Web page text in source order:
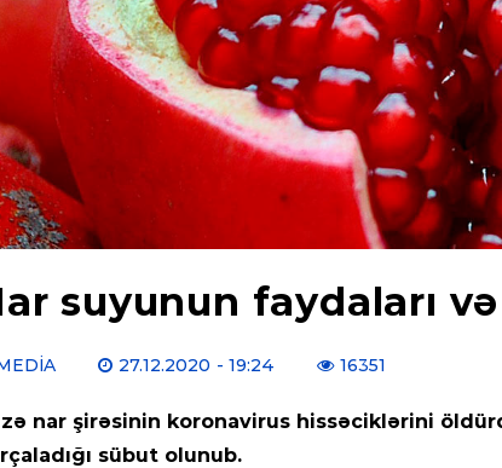
suyunun faydaları
27.12.2020 - 19:24 16351
nar şirəsinin koronavirus hissəciklərini
sübut olunub.